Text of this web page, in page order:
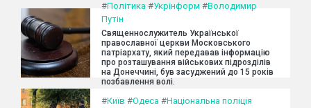
#Політика #Укрінформ #Володимир
Путін
Священнослужитель Української
православної церкви Московського
патріархату, який передавав інформацію
про розташування військових підрозділів
на Донеччині, був засуджений до 15 років
позбавлення волі.
#Київ #Одеса #Національна поліція